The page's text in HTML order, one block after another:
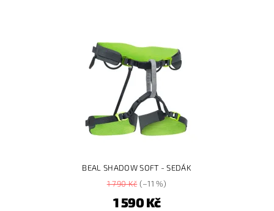
BEAL SHADOW SOFT - SEDÁK
1 790 Kč(–11 %)
1 590 Kč